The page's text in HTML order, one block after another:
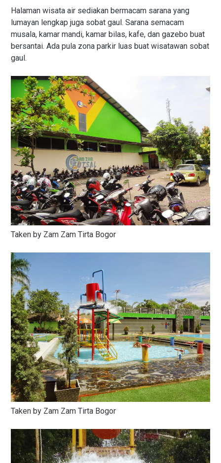
Halaman wisata air sediakan bermacam sarana yang
lumayan lengkap juga sobat gaul. Sarana semacam
musala, kamar mandi, kamar bilas, kafe, dan gazebo buat
bersantai. Ada pula zona parkir luas buat wisatawan sobat
gaul.
Taken by Zam Zam Tirta Bogor
Taken by Zam Zam Tirta Bogor